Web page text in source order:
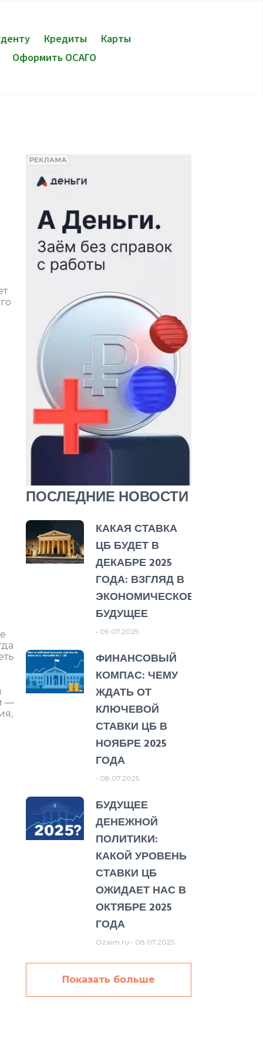
Кредиты
Карты
Оформить ОСАГО
—
ПОСЛЕДНИЕ НОВОСТИ
КАКАЯ СТАВКА
ЦБ БУДЕТ В
ДЕКАБРЕ 2025
ГОДА: ВЗГЛЯД В
ЭКОНОМИЧЕСКОЕ
БУДУЩЕЕ
09.07.2025
ФИНАНСОВЫЙ
КОМПАС: ЧЕМУ
ЖДАТЬ ОТ
КЛЮЧЕВОЙ
СТАВКИ ЦБ В
НОЯБРЕ 2025
ГОДА
08.07.2025
БУДУЩЕЕ
ДЕНЕЖНОЙ
ПОЛИТИКИ:
КАКОЙ УРОВЕНЬ
СТАВКИ ЦБ
ОЖИДАЕТ НАС В
ОКТЯБРЕ 2025
ГОДА
Ozaim.ru 08.07.2025
Показать больше